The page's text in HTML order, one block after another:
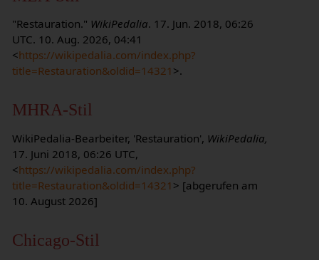
"Restauration." WikiPedalia. 17. Jun. 2018, 06:26
UTC. 10. Aug. 2026, 04:41
<https://wikipedalia.com/index.php?
title=Restauration&oldid=14321 >.
MHRA-Stil
WikiPedalia-Bearbeiter, 'Restauration', WikiPedalia,
17. Juni 2018, 06:26 UTC,
<https://wikipedalia.com/index.php?
title=Restauration&oldid=14321 > [abgerufen am
10. August 2026]
Chicago-Stil